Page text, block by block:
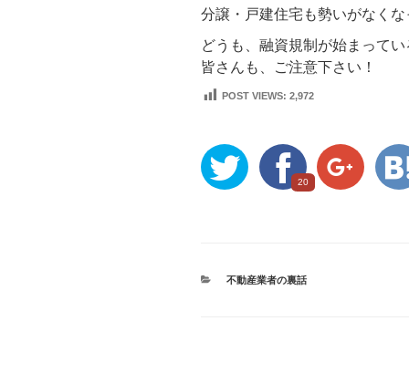
分譲・戸建住宅も勢いがなくな
どうも、融資規制が始まってい
皆さんも、ご注意下さい！
POST VIEWS: 2,972
20
不動産業者の裏話